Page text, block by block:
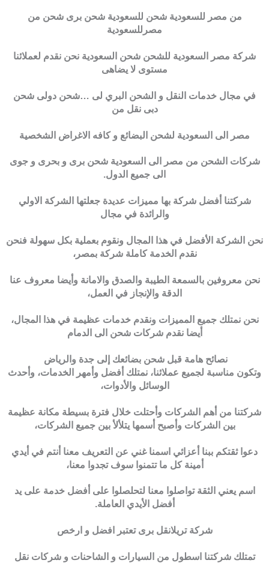
من مصر للسعودية شحن للسعودية شحن برى شحن من
مصرللسعودية
شركة مصر السعودية للشحن شحن السعودية نحن نقدم لعملائنا
مستوى لا يضاهى
في مجال خدمات النقل و الشحن البري لى …شحن دولى شحن
دبى نقل من
مصر الى السعودية لشحن البضائع و كافه الاغراض الشخصية
شركات الشحن من مصر الى السعودية شحن برى و بحرى و جوى
الى جميع الدول.
شركتنا أفضل شركة بها مميزات عديدة جعلتها الشركة الاولي
والرائدة في مجال
نحن الشركة الأفضل في هذا المجال ونقوم بعملية بكل سهولة فنحن
نقدم الخدمة كاملة شركة بمصر،
نحن معروفين بالسمعة الطيبة والصدق والامانة وأيضا معروف عنا
الدقة والإنجاز في العمل،
نحن نمتلك جميع المميزات ونقدم خدمات عظيمة في هذا المجال،
أيضا نقدم شركات شحن الى الدمام
نصائح هامة قبل شحن بضائعك إلى جدة والرياض
وتكون مناسبة لجميع عملائنا، نمتلك أفضل وأمهر الخدمات، وأحدث
الوسائل والأدوات،
شركتنا من أهم الشركات وأحتلت خلال فترة بسيطة مكانة عظيمة
بين الشركات وأصبح أسمها يتلألأ بين جميع الشركات،
دعوا ثقتكم ببنا أعزائي اسمنا غني عن التعريف معنا أنتم في أيدي
أمينة كل ما تتمنوا سوف تجدوا معنا،
اسم يعني الثقة تواصلوا معنا لتحلصلوا على أفضل خدمة على يد
أفضل الأيدي العاملة.
شركة تريلانقل برى تعتبر افضل و ارخص
تمتلك شركتنا اسطول من السیارات و الشاحنات و شركات نقل